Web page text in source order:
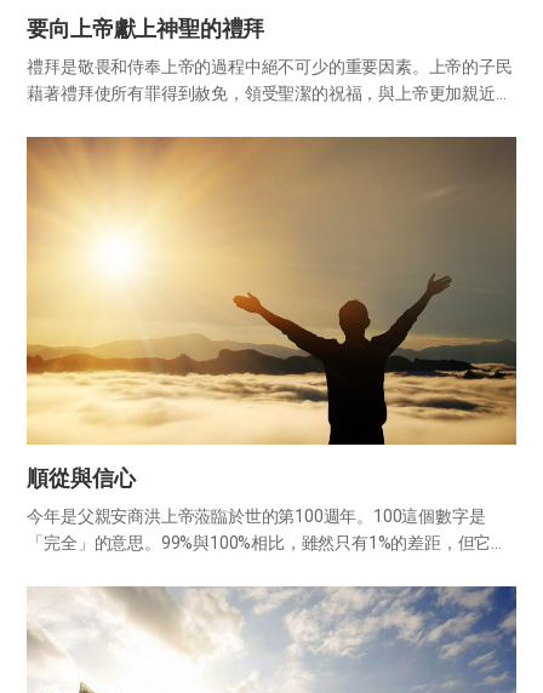
要向上帝獻上神聖的禮拜
禮拜是敬畏和侍奉上帝的過程中絕不可少的重要因素。上帝的子民
藉著禮拜使所有罪得到赦免，領受聖潔的祝福，與上帝更加親近。
不是為了傾聽講道人流暢的講論，其中分明蘊含著我們當領悟的屬
順從與信心
今年是父親安商洪上帝蒞臨於世的第100週年。100這個數字是
「完全」的意思。99%與100%相比，雖然只有1%的差距，但它們
全，需要學會順從。這裡所說的順從是指對上帝話語的順從。...